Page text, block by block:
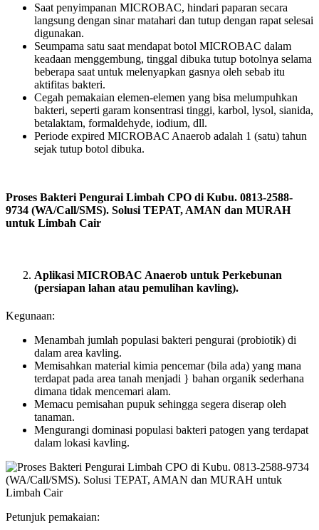
Saat penyimpanan MICROBAC, hindari paparan secara
langsung dengan sinar matahari dan tutup dengan rapat selesai
digunakan.
Seumpama satu saat mendapat botol MICROBAC dalam
keadaan menggembung, tinggal dibuka tutup botolnya selama
beberapa saat untuk melenyapkan gasnya oleh sebab itu
aktifitas bakteri.
Cegah pemakaian elemen-elemen yang bisa melumpuhkan
bakteri, seperti garam konsentrasi tinggi, karbol, lysol, sianida,
betalaktam, formaldehyde, iodium, dll.
Periode expired MICROBAC Anaerob adalah 1 (satu) tahun
sejak tutup botol dibuka.
Proses Bakteri Pengurai Limbah CPO di Kubu. 0813-2588-
9734 (WA/Call/SMS). Solusi TEPAT, AMAN dan MURAH
untuk Limbah Cair
Aplikasi MICROBAC Anaerob untuk Perkebunan
(persiapan lahan atau pemulihan kavling).
Kegunaan:
Menambah jumlah populasi bakteri pengurai (probiotik) di
dalam area kavling.
Memisahkan material kimia pencemar (bila ada) yang mana
terdapat pada area tanah menjadi } bahan organik sederhana
dimana tidak mencemari alam.
Memacu pemisahan pupuk sehingga segera diserap oleh
tanaman.
Mengurangi dominasi populasi bakteri patogen yang terdapat
dalam lokasi kavling.
Petunjuk pemakaian: